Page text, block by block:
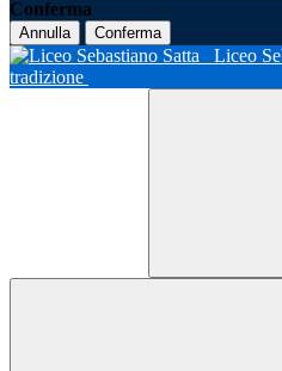
Conferma
Annulla Conferma
Liceo
tradizione